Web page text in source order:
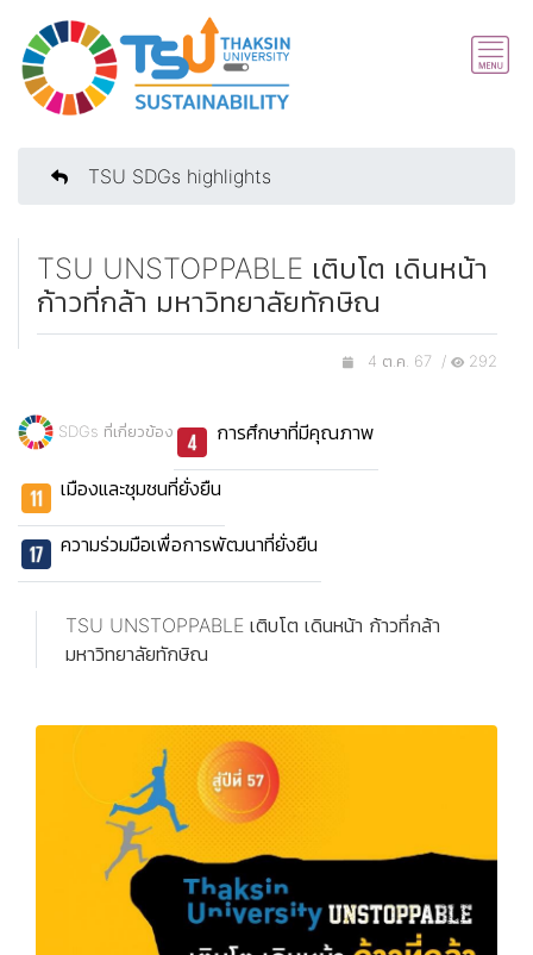
TSU SDGs highlights
TSU UNSTOPPABLE เติบโต เดินหน้า
ก้าวที่กล้า มหาวิทยาลัยทักษิณ
4 ต.ค. 67 / 292
SDGs ที่เกี่ยวข้อง การศึกษาที่มีคุณภาพ
เมืองและชุมชนที่ยั่งยืน
ความร่วมมือเพื่อการพัฒนาที่ยั่งยืน
TSU UNSTOPPABLE เติบโต เดินหน้า ก้าวที่กล้า
มหาวิทยาลัยทักษิณ